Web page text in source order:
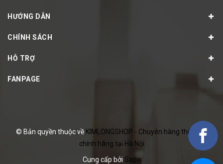
HƯỚNG DẪN
CHÍNH SÁCH
HỖ TRỢ
FANPAGE
© Bản quyền thuộc về KIMLONGSHOP - Chuyên hàng thể thao
chính hãng tại Hà Nội
Cung cấp bởi Sapo